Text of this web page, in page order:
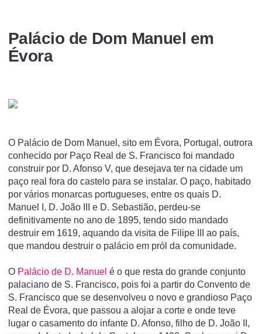
Palácio de Dom Manuel em
Évora
O Palácio de Dom Manuel, sito em Évora, Portugal, outrora
conhecido por Paço Real de S. Francisco foi mandado
construir por D. Afonso V, que desejava ter na cidade um
paço real fora do castelo para se instalar. O paço, habitado
por vários monarcas portugueses, entre os quais D.
Manuel I, D. João III e D. Sebastião, perdeu-se
definitivamente no ano de 1895, tendo sido mandado
destruir em 1619, aquando da visita de Filipe III ao paí­s,
que mandou destruir o palácio em pról da comunidade.
O Palácio de D. Manuel é o que resta do grande conjunto
palaciano de S. Francisco, pois foi a partir do Convento de
S. Francisco que se desenvolveu o novo e grandioso Paço
Real de Évora, que passou a alojar a corte e onde teve
lugar o casamento do infante D. Afonso, filho de D. João II,